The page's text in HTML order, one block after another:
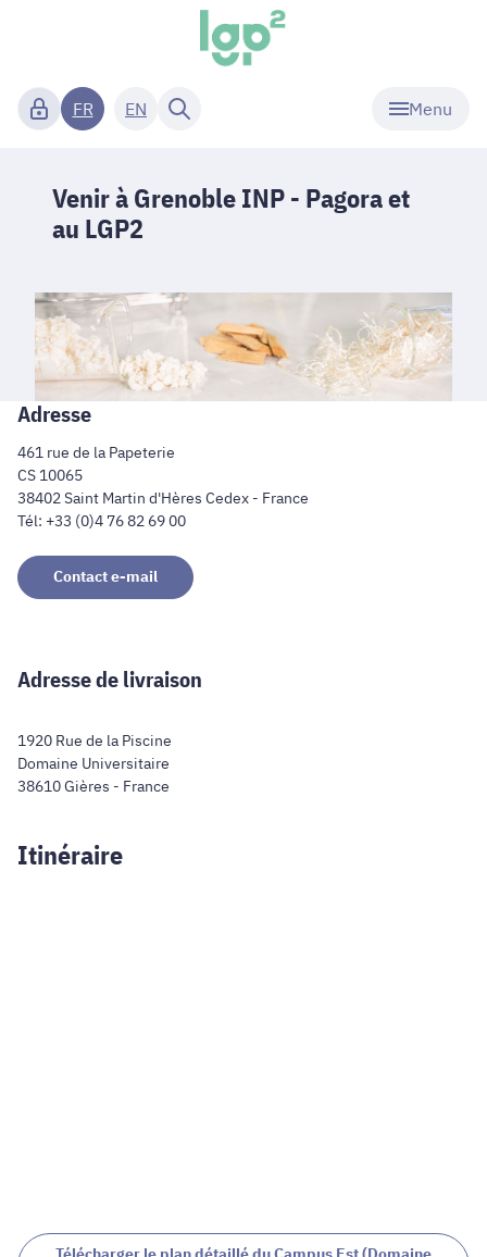
Menu
FR EN
Venir à Grenoble INP - Pagora et
au LGP2
Adresse
461 rue de la Papeterie
CS 10065
38402 Saint Martin d'Hères Cedex - France
Tél: +33 (0)4 76 82 69 00
Contact e-mail
Adresse de livraison
1920 Rue de la Piscine
Domaine Universitaire
38610 Gières - France
Itinéraire